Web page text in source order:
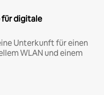
digitale
Unterkunft für einen
WLAN und einem